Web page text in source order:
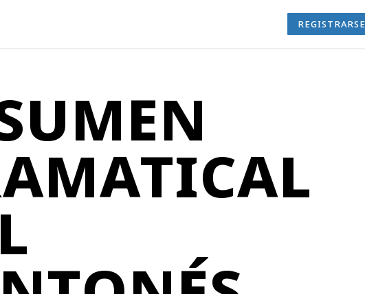
registrarse